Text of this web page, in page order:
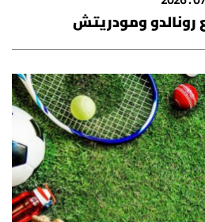
رونالدو ومودريتش